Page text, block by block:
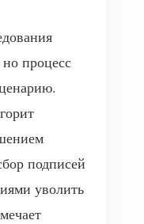
процесс
подписей
уволить